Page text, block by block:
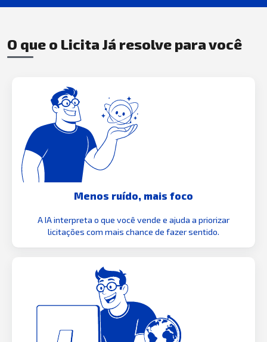
O que o Licita Já resolve para você
Menos ruído, mais foco
A IA interpreta o que você vende e ajuda a priorizar
licitações com mais chance de fazer sentido.